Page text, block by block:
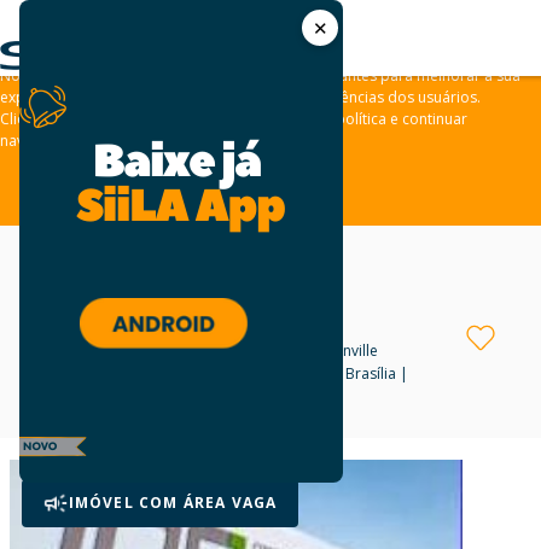
✕
As leis de privacidade dos usuários estão mudando e por isso nós
convidamos você a revisar a nossa
Nós usamos cookies e outras tecnologias semelhantes para melhorar a sua
experiência em nossos sites e lembrar das preferências dos usuários.
Clique em “aceitar” para concordar com a nossa política e continuar
navegando em nosso site.
ACEITAR
Log Joinville
Galpão para venda
em Joinville
Rodovia BR-101 - Km 46- Nova Brasília |
IMÓVEL COM ÁREA VAGA